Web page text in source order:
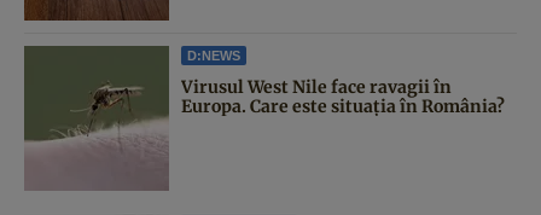
D:NEWS
Virusul West Nile face ravagii în
Europa. Care este situația în România?